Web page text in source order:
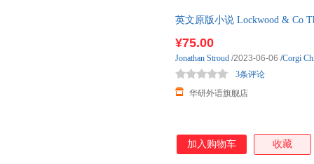
英文原版小说 Lockwood & Co
¥75.00
华研外语旗舰店
3条评论
Jonathan Stroud /2023-06-06 /Corgi
加入购物车 收藏